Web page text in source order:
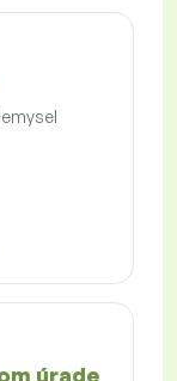
úrade